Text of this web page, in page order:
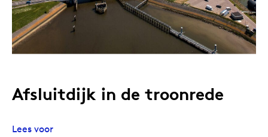
Afsluitdijk in de troonrede
Lees voor